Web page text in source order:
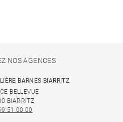
NOS AGENCES
BARNES BIARRITZ
BELLEVUE
BIARRITZ
51 00 00